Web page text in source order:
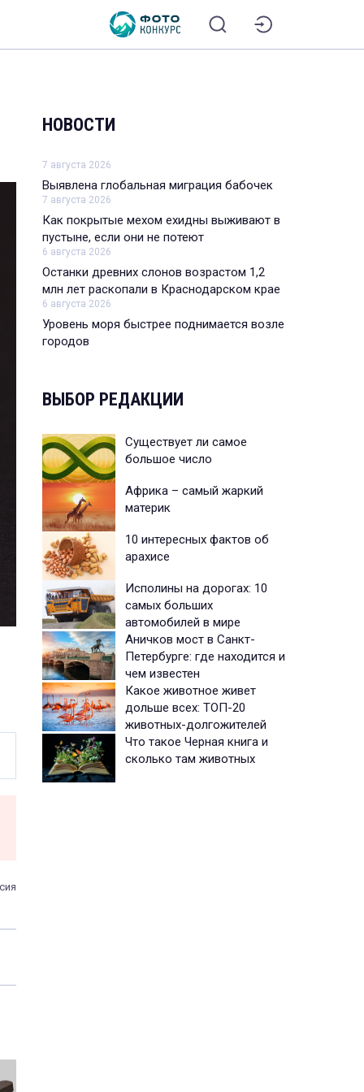
НОВОСТИ
7 августа 2026
Выявлена глобальная миграция бабочек
7 августа 2026
Как покрытые мехом ехидны выживают в
пустыне, если они не потеют
6 августа 2026
Останки древних слонов возрастом 1,2
млн лет раскопали в Краснодарском крае
6 августа 2026
Уровень моря быстрее поднимается возле
городов
ВЫБОР РЕДАКЦИИ
Существует ли самое
большое число
Африка – самый жаркий
материк
10 интересных фактов об
арахисе
Исполины на дорогах: 10
самых больших
автомобилей в мире
Аничков мост в Санкт-
Петербурге: где находится и
чем известен
Какое животное живет
дольше всех: ТОП-20
животных-долгожителей
Что такое Черная книга и
сколько там животных